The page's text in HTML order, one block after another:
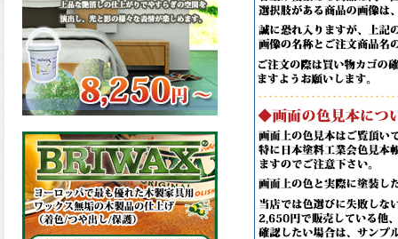
2026.03.12
無機顔料の表面を高緻密ダブ
ルシールド層でガードするこ
とにより、ラジカルの発生を
抑制、エスケープレミアムル
ーフSiが新しく販売開始致し
ました。ご購入はこちらか
ら。
2026.03.11
緻密で強靭な無機系塗膜と、
汚れを降雨で洗い流す親水性
の表面効果により優れた低汚
染性を発揮、エスケープレミ